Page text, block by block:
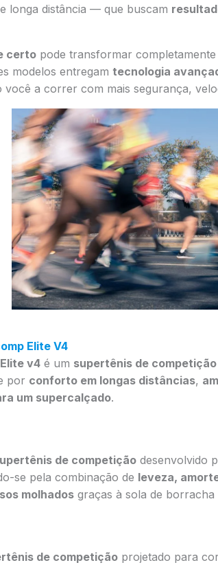
longa distância — que buscam
certopode transformar completamente
modelos entregam tecnologia
você a correr com mais segurança,
Elite V4
v4é um supertênis de competição
por conforto em longas distâncias,
um supercalçado.
de competiçãodesenvolvido
se pela combinação de leveza,
molhadosgraças à sola de borracha
de competiçãoprojetado para